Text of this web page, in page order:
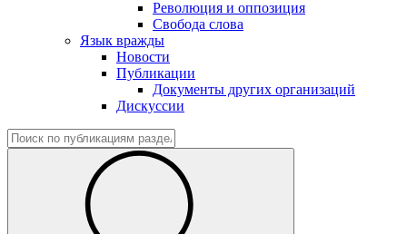
Революция и оппозиция
Свобода слова
Язык вражды
Новости
Публикации
Документы других организаций
Дискуссии